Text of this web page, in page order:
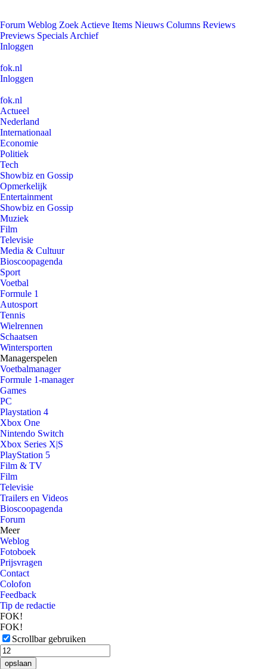
Forum Weblog Zoek Actieve Items Nieuws Columns Reviews
Previews Specials Archief
Inloggen
fok.nl
Inloggen
fok.nl
Actueel
Nederland
Internationaal
Economie
Politiek
Tech
Showbiz en Gossip
Opmerkelijk
Entertainment
Showbiz en Gossip
Muziek
Film
Televisie
Media & Cultuur
Bioscoopagenda
Sport
Voetbal
Formule 1
Autosport
Tennis
Wielrennen
Schaatsen
Wintersporten
Managerspelen
Voetbalmanager
Formule 1-manager
Games
PC
Playstation 4
Xbox One
Nintendo Switch
Xbox Series X|S
PlayStation 5
Film & TV
Film
Televisie
Trailers en Videos
Bioscoopagenda
Forum
Meer
Weblog
Fotoboek
Prijsvragen
Contact
Colofon
Feedback
Tip de redactie
FOK!
FOK!
Scrollbar gebruiken
opslaan